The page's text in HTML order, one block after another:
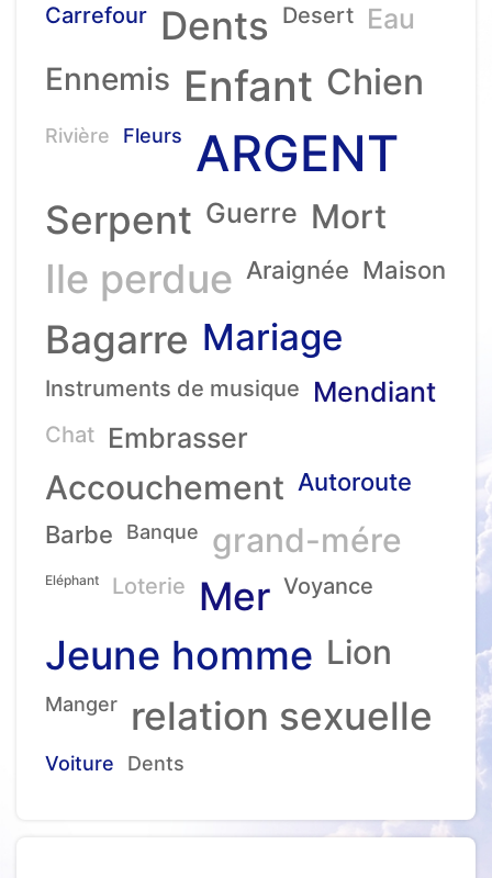
Carrefour Dents Desert Eau
Ennemis Enfant Chien
Rivière Fleurs ARGENT
Serpent Guerre Mort
Ile perdue Araignée Maison
Bagarre Mariage
Instruments de musique Mendiant
Chat Embrasser
Accouchement Autoroute
Barbe
Banque grand-mére
Eléphant Loterie Mer Voyance
Jeune homme Lion
Manger relation sexuelle
Voiture Dents